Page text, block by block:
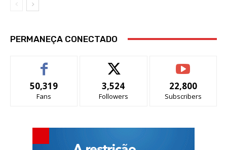
PERMANEÇA CONECTADO
50,319
Fans
3,524
Followers
22,800
Subscribers